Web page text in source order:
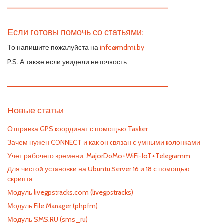
—————————————————————————
Если готовы помочь со статьями:
То напишите пожалуйста наinfo@mdmi.by
P.S. А также если увидели неточность
—————————————————————————
Новые статьи
Отправка GPS координат с помощью Tasker
Зачем нужен CONNECT и как он связан с умными колонками
Учет рабочего времени. MajorDoMo+WiFi-IoT+Telegramm
Для чистой установки на Ubuntu Server 16 и 18 c помощью
скрипта
Модуль livegpstracks.com (livegpstracks)
Модуль File Manager (phpfm)
Модуль SMS.RU (sms_ru)